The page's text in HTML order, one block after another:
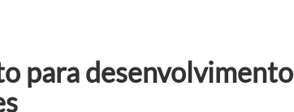
para desenvolvimento